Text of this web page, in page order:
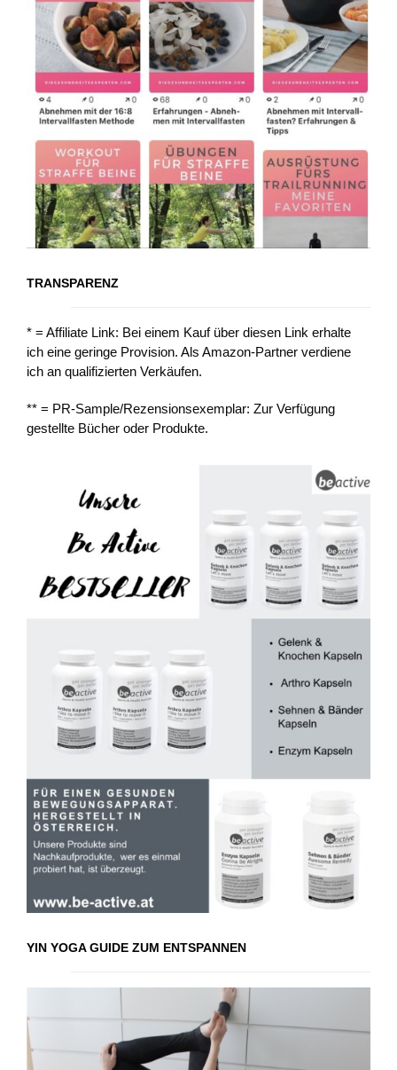
TRANSPARENZ
* = Affiliate Link: Bei einem Kauf über diesen Link erhalte
ich eine geringe Provision. Als Amazon-Partner verdiene
ich an qualifizierten Verkäufen.
** = PR-Sample/Rezensionsexemplar: Zur Verfügung
gestellte Bücher oder Produkte.
YIN YOGA GUIDE ZUM ENTSPANNEN